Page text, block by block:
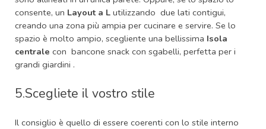
consente, un Layout a L utilizzando due lati contigui,
creando una zona più ampia per cucinare e servire. Se lo
spazio è molto ampio, scegliente una bellissima Isola
centrale con bancone snack con sgabelli, perfetta per i
grandi giardini .
5.Scegliete il vostro stile
Il consiglio è quello di essere coerenti con lo stile interno